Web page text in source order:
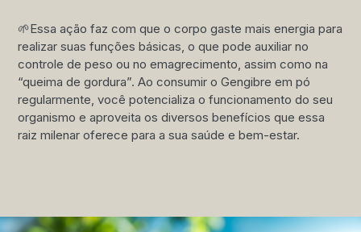
🌱Essa ação faz com que o corpo gaste mais energia para
realizar suas funções básicas, o que pode auxiliar no
controle de peso ou no emagrecimento, assim como na
“queima de gordura”. Ao consumir o Gengibre em pó
regularmente, você potencializa o funcionamento do seu
organismo e aproveita os diversos benefícios que essa
raiz milenar oferece para a sua saúde e bem-estar.